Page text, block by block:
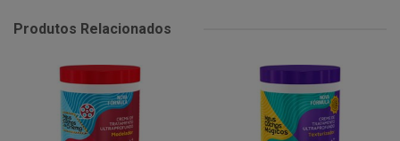
Produtos Relacionados